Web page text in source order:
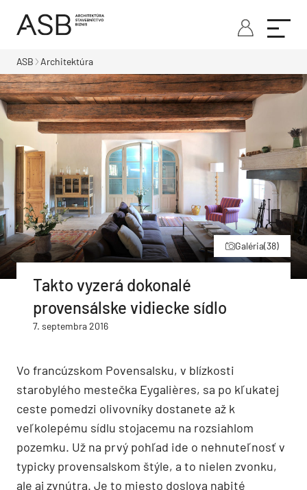
ASB Architektúra
Galéria(38)
Takto vyzerá dokonalé
provensálske vidiecke sídlo
7. septembra 2016
Vo francúzskom Povensalsku, v blízkosti
starobylého mestečka Eygalières, sa po kľukatej
ceste pomedzi olivovníky dostanete až k
veľkolepému sídlu stojacemu na rozsiahlom
pozemku. Už na prvý pohľad ide o nehnuteľnosť v
typicky provensalskom štýle, a to nielen zvonku,
ale aj zvnútra. Je to miesto doslova nabité